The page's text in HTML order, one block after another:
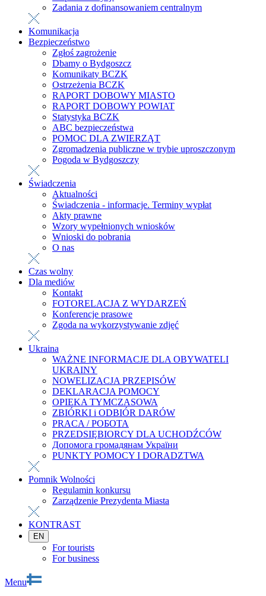
Zadania z dofinansowaniem centralnym
Komunikacja
Bezpieczeństwo
Zgłoś zagrożenie
Dbamy o Bydgoszcz
Komunikaty BCZK
Ostrzeżenia BCZK
RAPORT DOBOWY MIASTO
RAPORT DOBOWY POWIAT
Statystyka BCZK
ABC bezpieczeństwa
POMOC DLA ZWIERZĄT
Zgromadzenia publiczne w trybie uproszczonym
Pogoda w Bydgoszczy
Świadczenia
Aktualności
Świadczenia - informacje. Terminy wypłat
Akty prawne
Wzory wypełnionych wniosków
Wnioski do pobrania
O nas
Czas wolny
Dla mediów
Kontakt
FOTORELACJA Z WYDARZEŃ
Konferencje prasowe
Zgoda na wykorzystywanie zdjęć
Ukraina
WAŻNE INFORMACJE DLA OBYWATELI
UKRAINY
NOWELIZACJA PRZEPISÓW
DEKLARACJA POMOCY
OPIEKA TYMCZASOWA
ZBIÓRKI i ODBIÓR DARÓW
PRACA / РОБОТА
PRZEDSIĘBIORCY DLA UCHODŹCÓW
Допомога громадянам України
PUNKTY POMOCY I DORADZTWA
Pomnik Wolności
Regulamin konkursu
Zarządzenie Prezydenta Miasta
KONTRAST
EN
For tourists
For business
Menu